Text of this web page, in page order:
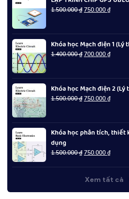
1.500.000₫Giá
1.500.000 ₫.
750.000₫Giá
là:
Khóa học Mạch điện 1 (Lý
1.400.000₫Giá
1.400.000 ₫.
700.000₫Giá
là:
Khóa học Mạch điện 2
1.500.000₫Giá
1.500.000 ₫.
750.000₫Giá
là:
Khóa học phân tích, thiết
dụng
1.500.000₫Giá
là:
1.500.000 ₫.
750.000₫Giá
tại
là:
Xem tất cả